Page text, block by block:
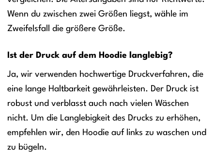
Wenn du zwischen zwei Größen liegst, wähle im
Zweifelsfall die größere Größe.
Ist der Druck auf dem Hoodie langlebig?
Ja, wir verwenden hochwertige Druckverfahren, die
eine lange Haltbarkeit gewährleisten. Der Druck ist
robust und verblasst auch nach vielen Wäschen
nicht. Um die Langlebigkeit des Drucks zu erhöhen,
empfehlen wir, den Hoodie auf links zu waschen und
zu bügeln.